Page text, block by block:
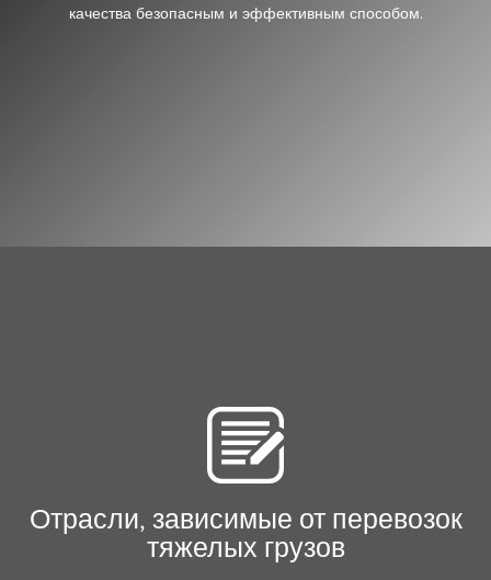
качества безопасным и эффективным способом.
Отрасли, зависимые от перевозок
тяжелых грузов